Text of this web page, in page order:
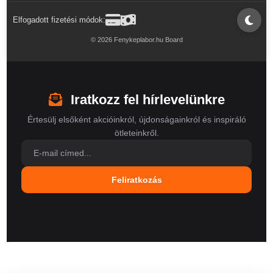
Elfogadott fizetési módok:
© 2026 Fenykeplabor.hu Board
Iratkozz fel hírlevelünkre
Értesülj elsőként akcióinkról, újdonságainkról és inspiráló
ötleteinkről.
Feliratkozás